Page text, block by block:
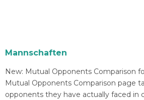
Mannschaften
New: Mutual Opponents Comparison
Mutual Opponents Comparison page
opponents they have actually faced